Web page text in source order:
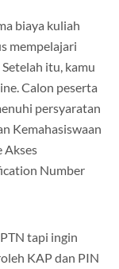
biaya kuliah
mempelajari
itu, kamu
Calon peserta
persyaratan
Kemahasiswaan
Akses
Number
tapi ingin
KAP dan PIN